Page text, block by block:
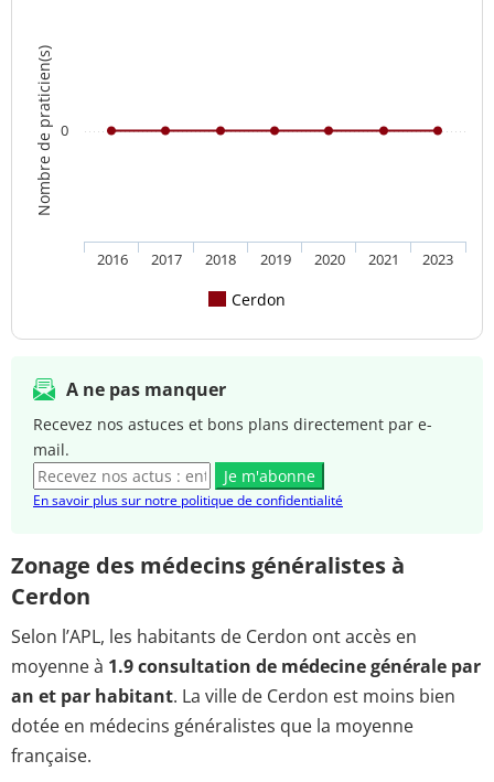
Nombre de praticien(s)
Cerdon
2016 2017 2018 2019 2020 2021 2023
0
A ne pas manquer
Recevez nos astuces et bons plans directement par e-
mail.
Je m'abonne
En savoir plus sur notre politique de confidentialité
Zonage des médecins généralistes à
Cerdon
Selon l’APL, les habitants de Cerdon ont accès en
moyenne à 1.9 consultation de médecine générale par
an et par habitant. La ville de Cerdon est moins bien
dotée en médecins généralistes que la moyenne
française.